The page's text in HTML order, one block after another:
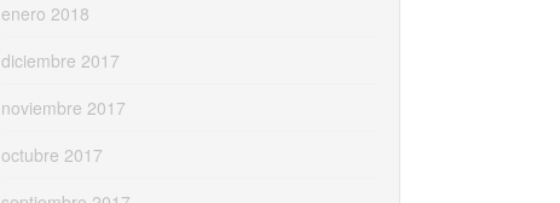
enero 2018
diciembre 2017
noviembre 2017
octubre 2017